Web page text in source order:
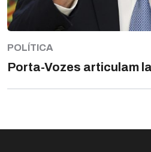
POLÍTICA
Porta-Vozes articulam